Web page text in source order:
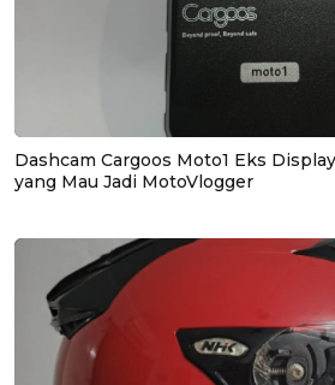
Dashcam Cargoos Moto1 Eks
yang Mau Jadi MotoVlogger